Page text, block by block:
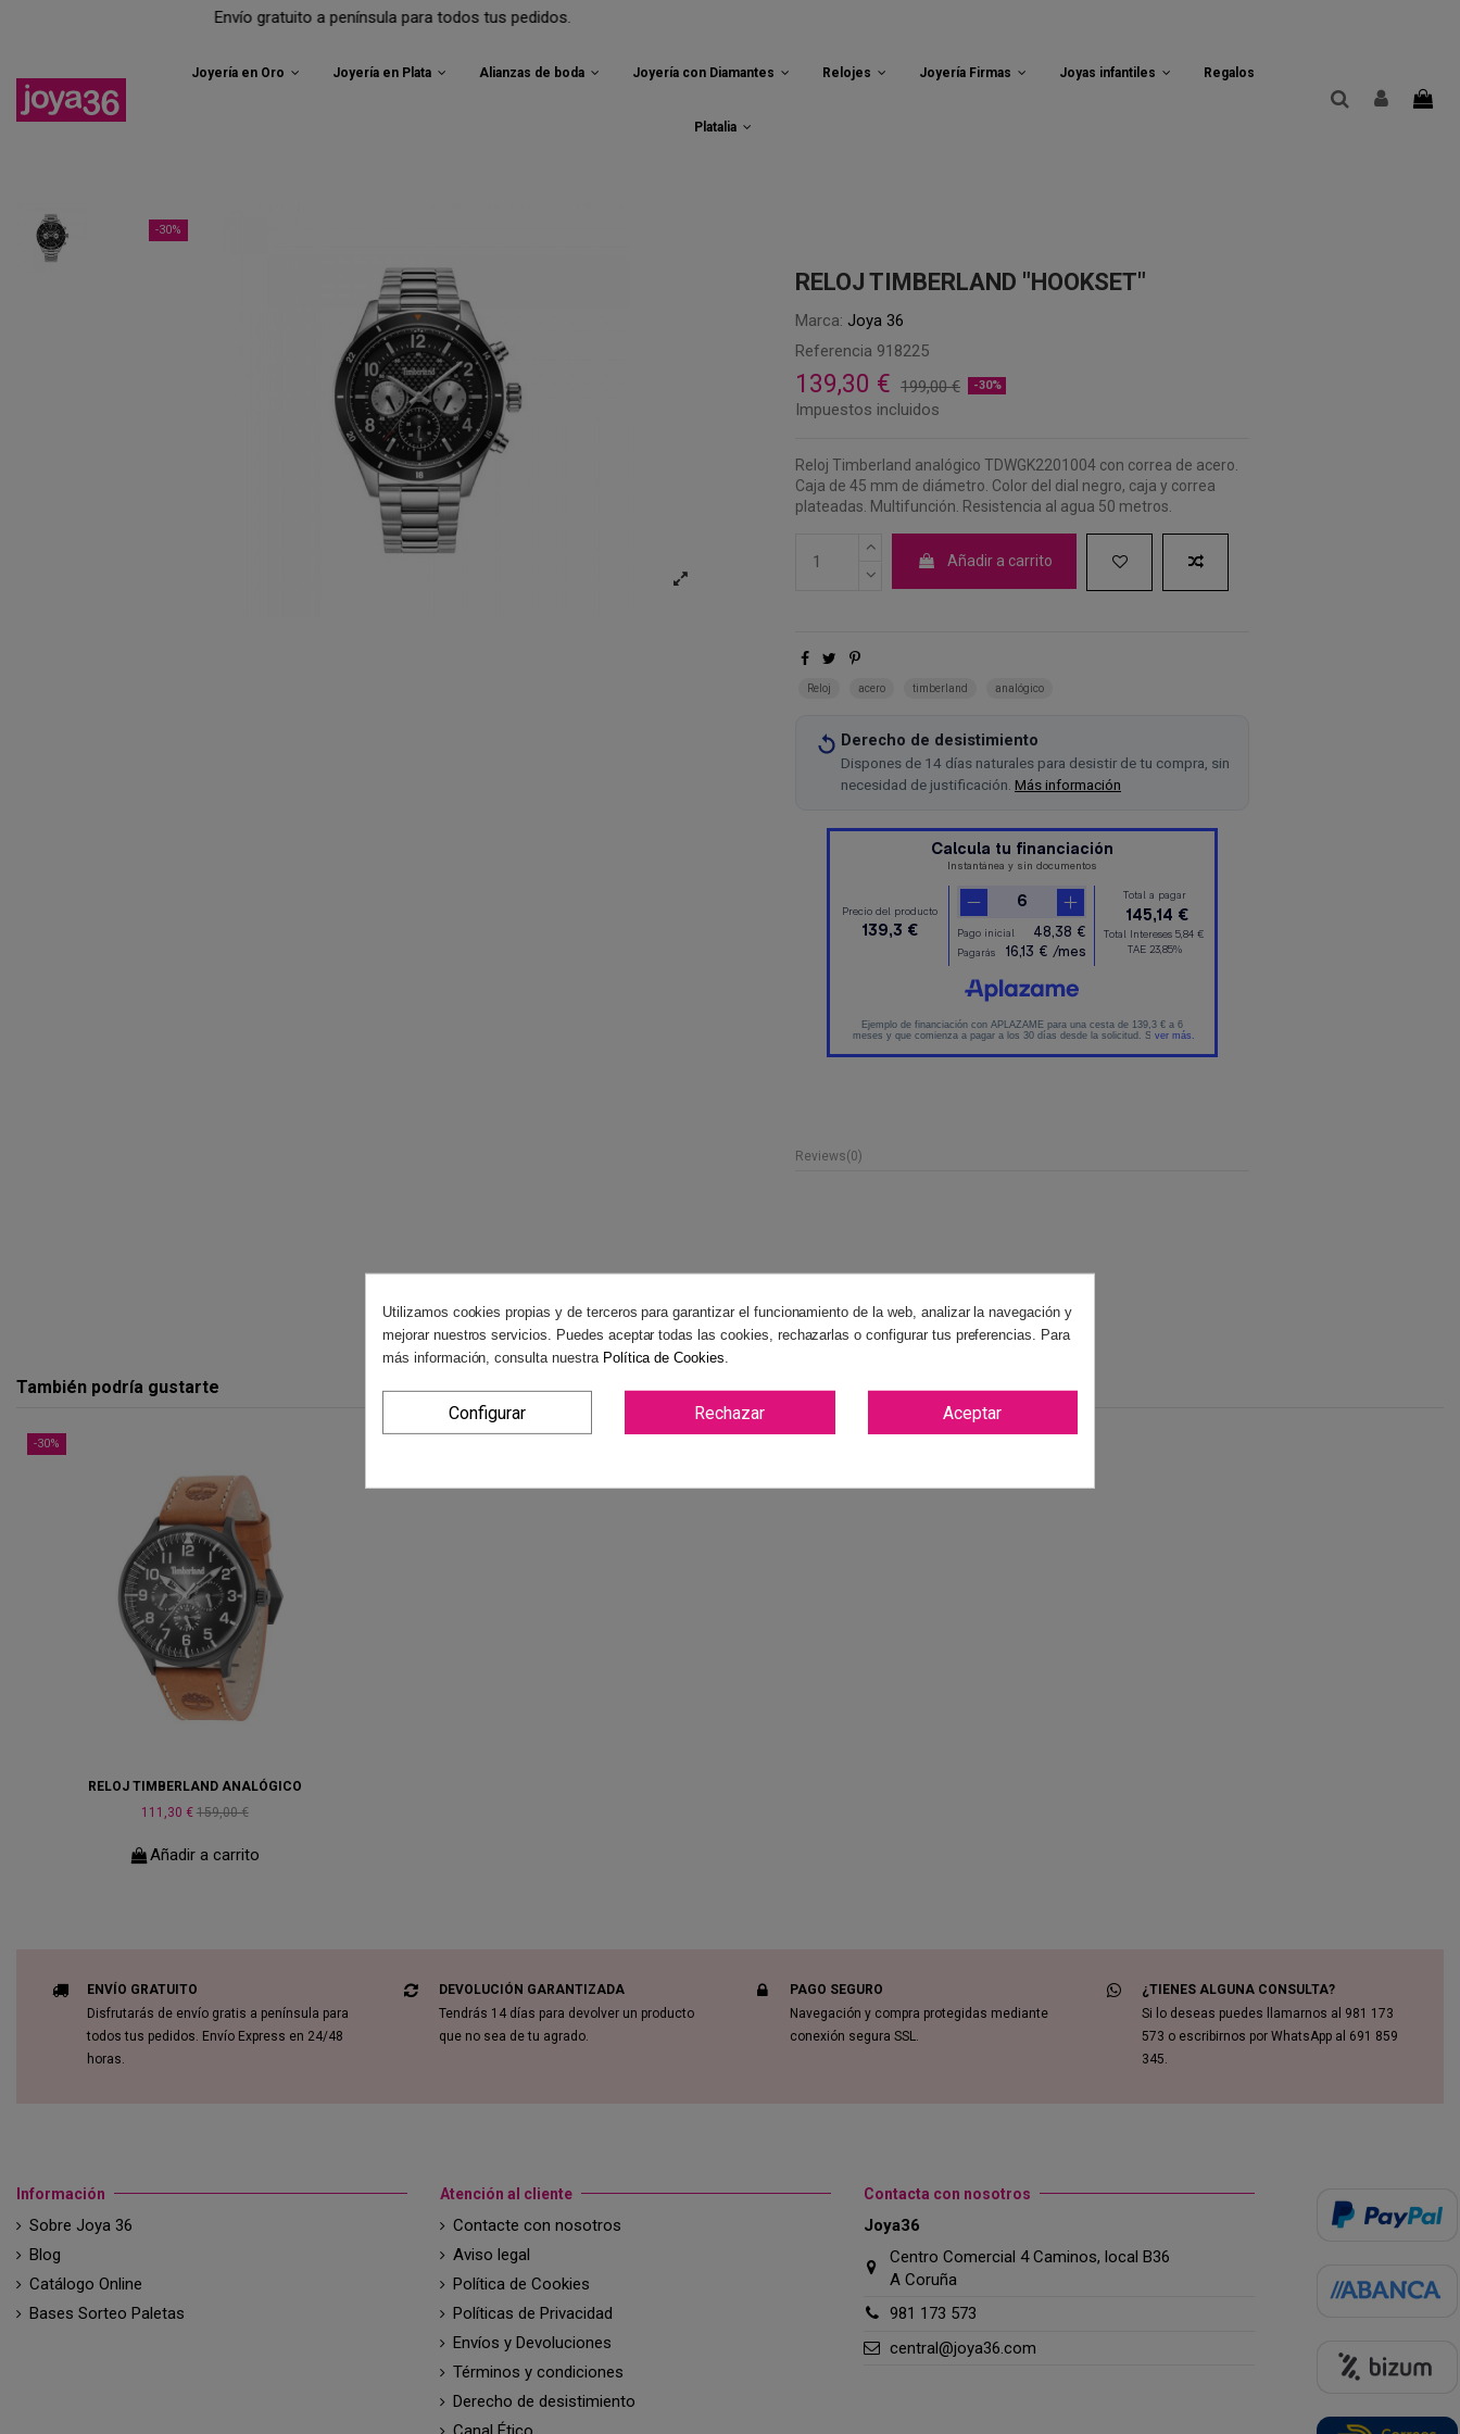
Envío gratuito a península para todos tus pedidos.
Joyería en Oro Joyería en Plata Alianzas de boda Joyería con Diamantes Relojes Joyería Firmas Joyas infantiles Regalos
Platalia
-30%
RELOJ TIMBERLAND "HOOKSET"
Marca: Joya 36
Referencia 918225
139,30 € 199,00 € -30%
Impuestos incluidos
Reloj Timberland analógico TDWGK2201004 con correa de acero.
Caja de 45 mm de diámetro. Color del dial negro, caja y correa
plateadas. Multifunción. Resistencia al agua 50 metros.
Añadir a carrito
Reloj acero timberland analógico
Derecho de desistimiento
Dispones de 14 días naturales para desistir de tu compra, sin
necesidad de justificación. Más información
Reviews(0)
También podría gustarte
-30%
RELOJ TIMBERLAND ANALÓGICO
111,30 € 159,00 €
Añadir a carrito
ENVÍO GRATUITO
Disfrutarás de envío gratis a península para
todos tus pedidos. Envío Express en 24/48
horas.
DEVOLUCIÓN GARANTIZADA
Tendrás 14 días para devolver un producto
que no sea de tu agrado.
PAGO SEGURO
Navegación y compra protegidas mediante
conexión segura SSL.
¿TIENES ALGUNA CONSULTA?
Si lo deseas puedes llamarnos al 981 173
573 o escribirnos por WhatsApp al 691 859
345.
Información
Sobre Joya 36
Blog
Catálogo Online
Bases Sorteo Paletas
Atención al cliente
Contacte con nosotros
Aviso legal
Política de Cookies
Políticas de Privacidad
Envíos y Devoluciones
Términos y condiciones
Derecho de desistimiento
Contacta con nosotros
Joya36
Centro Comercial 4 Caminos, local B36
A Coruña
981 173 573
central@joya36.com
Utilizamos cookies propias y de terceros para garantizar el funcionamiento de la web, analizar la navegación y
mejorar nuestros servicios. Puedes aceptar todas las cookies, rechazarlas o configurar tus preferencias. Para
más información, consulta nuestra Política de Cookies
Configurar Rechazar Aceptar